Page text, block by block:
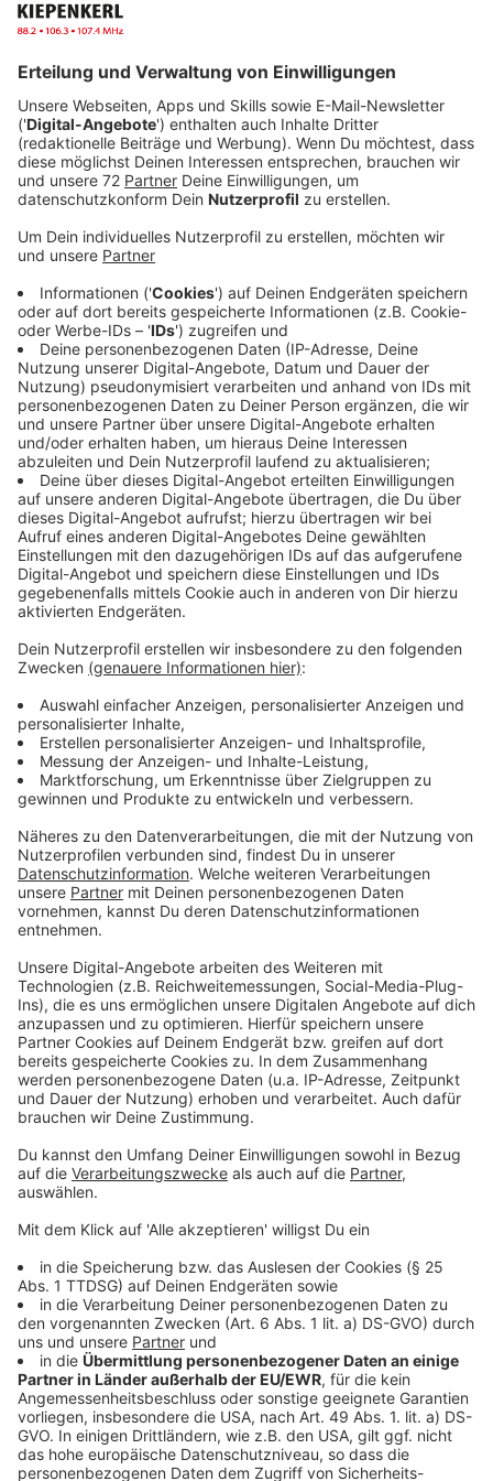
Konzert und Kraniche falten
Anzeige
In Gedenken an die vielen Todesopfer gibt es ein
Konzert in der alten Amtmannei und eine Aktion am
Rathausbrunnen. Unter anderem sammeln die
Organisatoren gefaltete Papier-Kraniche ein.
Dahinter steht das Schicksal von Sadako Sasaki aus
Hiroshima. Das Mädchen war als Spätfolge der
Atombombe an Leukämie erkrankt und gestorben.
Sadako hatte vor ihrem Tod versucht 1000 Kraniche
zu falten, weil eine Legende versprach, dass dann ein
Wunsch in Erfüllung geht.
Los geht es das Konzert um 19.30 Uhr. Der Eintritt ist
frei, Spenden sind willkommen.
Anzeige
Lichterritual am Rathausbrunnen
Anzeige
Bürgermeister Dietmar Thönnes und die
Friedensinitiative begleiten das Konzert mit
Wortbeiträgen. Cellistin Elisabeth Fürniss von der
Musikhochschule Münster gestaltet den Abend
gemeinsam mit der japanischen Pianistin Naho Suzuki,
preisgekrönte Absolventin der Folkwang Universität
der Künste und der Musikhochschule Münster.
Auf dem Programm stehen zwei große Werke der
Kammermusik: Beethovens Sonate g-moll op. 5 Nr. 2
und Brahms’ Sonate e-moll op. 38. "Die emotional
vielschichtigen Kompositionen verbinden Energie und
Nachdenklichkeit", heißt es im Pressetext. Das sei
im Anschluss am Rathausbrunnen stattfindet".
gemeinsam am Brunnen Kraniche zu falten. Die Idee
geht zurück auf die an Leukämie erkrankte Sadako
Sasaki. Bis zu ihrem Tod am 25. Oktober 1955 fertigte
Sasaki – in der Hoffnung auf Heilung – 644 Kraniche
an. Ihre Mitschüler vollendeten ihr Werk – und
begruben sie mit 1000 Kranichen.
Anzeige